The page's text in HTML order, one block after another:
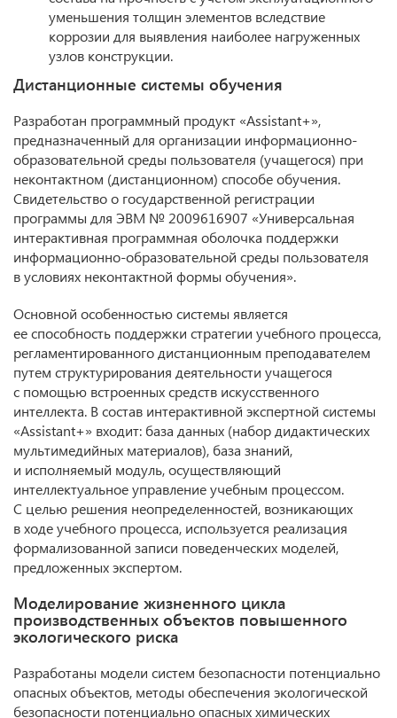
уменьшения толщин элементов вследствие
коррозии для выявления наиболее нагруженных
узлов конструкции.
Дистанционные системы обучения
Разработан программный продукт «Assistant+»,
предназначенный для организации информационно-
образовательной среды пользователя (учащегося) при
неконтактном (дистанционном) способе обучения.
Свидетельство о государственной регистрации
программы для ЭВМ № 2009616907 «Универсальная
интерактивная программная оболочка поддержки
информационно-образовательной среды пользователя
в условиях неконтактной формы обучения».
Основной особенностью системы является
ее способность поддержки стратегии учебного процесса,
регламентированного дистанционным преподавателем
путем структурирования деятельности учащегося
с помощью встроенных средств искусственного
интеллекта. В состав интерактивной экспертной системы
«Assistant+» входит: база данных (набор дидактических
мультимедийных материалов), база знаний,
и исполняемый модуль, осуществляющий
интеллектуальное управление учебным процессом.
С целью решения неопределенностей, возникающих
в ходе учебного процесса, используется реализация
формализованной записи поведенческих моделей,
предложенных экспертом.
Моделирование жизненного цикла
производственных объектов повышенного
экологического риска
Разработаны модели систем безопасности потенциально
опасных объектов, методы обеспечения экологической
безопасности потенциально опасных химических